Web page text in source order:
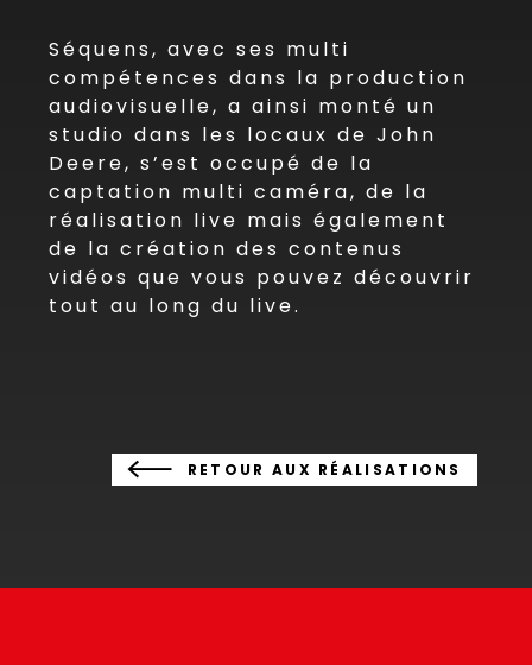
Séquens, avec ses multi
compétences dans la production
audiovisuelle, a ainsi monté un
studio dans les locaux de John
Deere, s’est occupé de la
captation multi caméra, de la
réalisation live mais également
de la création des contenus
vidéos que vous pouvez découvrir
tout au long du live.
RETOUR AUX RÉALISATIONS